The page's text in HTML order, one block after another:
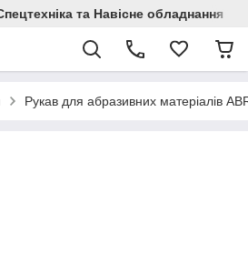
та Навісне обладнання
Рукав для абразивних матеріалів